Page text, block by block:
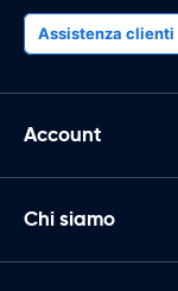
Assistenza clienti
Account
Chi siamo